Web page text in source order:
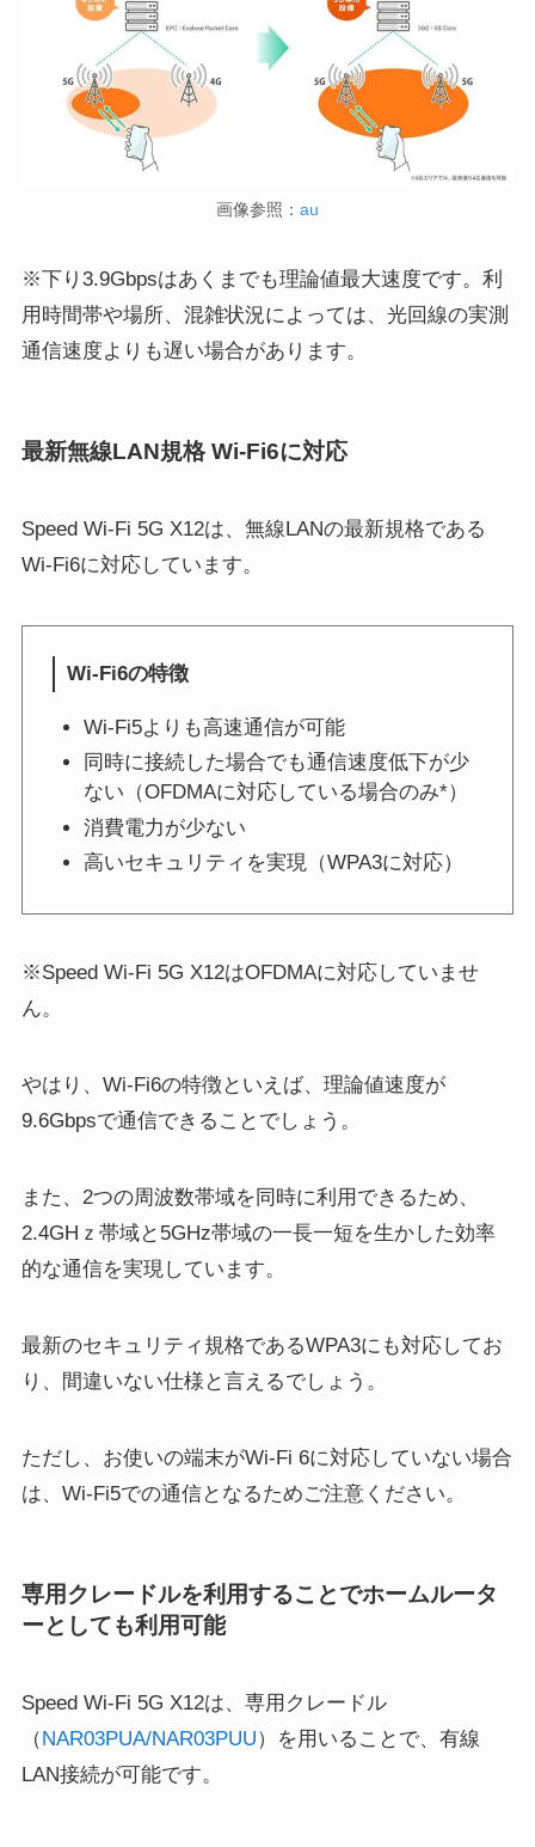
画像参照： au
※下り3.9Gbpsはあくまでも理論値最大速度です。利
用時間帯や場所、混雑状況によっては、光回線の実測
通信速度よりも遅い場合があります。
最新無線LAN規格 Wi-Fi6に対応
Speed Wi-Fi 5G X12は、無線LANの最新規格である
Wi-Fi6に対応しています。
Wi-Fi6の特徴
Wi-Fi5よりも高速通信が可能
同時に接続した場合でも通信速度低下が少
ない（OFDMAに対応している場合のみ*）
消費電力が少ない
高いセキュリティを実現（WPA3に対応）
※Speed Wi-Fi 5G X12はOFDMAに対応していませ
ん。
やはり、Wi-Fi6の特徴といえば、理論値速度が
9.6Gbpsで通信できることでしょう。
また、2つの周波数帯域を同時に利用できるため、
2.4GHｚ帯域と5GHz帯域の一長一短を生かした効率
的な通信を実現しています。
最新のセキュリティ規格であるWPA3にも対応してお
り、間違いない仕様と言えるでしょう。
ただし、お使いの端末がWi-Fi 6に対応していない場合
は、Wi-Fi5での通信となるためご注意ください。
専用クレードルを利用することでホームルータ
ーとしても利用可能
Speed Wi-Fi 5G X12は、専用クレードル
（ NAR03PUA/NAR03PUU）を用いることで、有線
LAN接続が可能です。